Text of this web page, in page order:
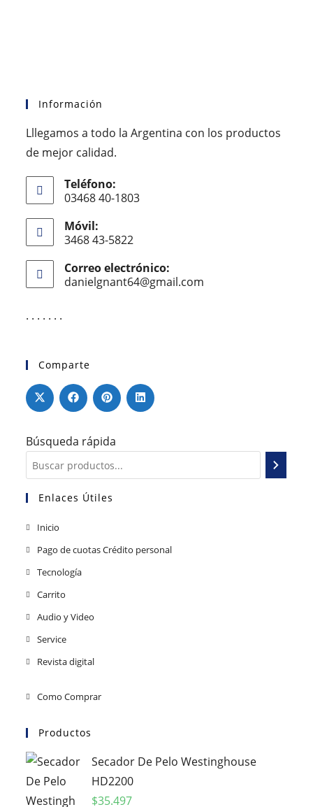
Información
Lllegamos a todo la Argentina con los productos
de mejor calidad.
Teléfono:
03468 40-1803
Móvil:
3468 43-5822
Correo electrónico:
danielgnant64@gmail.com
. . . . . . .
Comparte
Búsqueda rápida
Enlaces Útiles
Inicio
Pago de cuotas Crédito personal
Tecnología
Carrito
Audio y Video
Service
Revista digital
Como Comprar
Productos
Secador De Pelo Westinghouse
HD2200
$35.497